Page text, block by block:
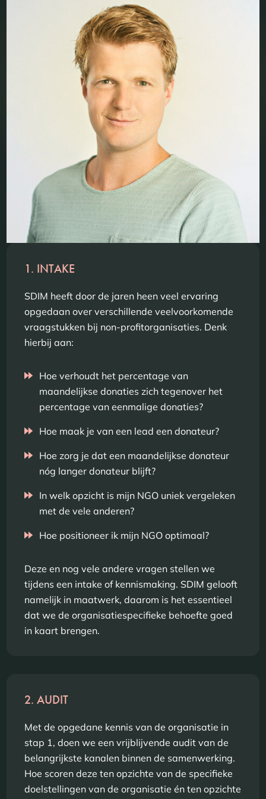
1. INTAKE
SDIM heeft door de jaren heen veel ervaring
opgedaan over verschillende veelvoorkomende
vraagstukken bij non-profitorganisaties. Denk
hierbij aan:
Hoe verhoudt het percentage van
maandelijkse donaties zich tegenover het
percentage van eenmalige donaties?
Hoe maak je van een lead een donateur?
Hoe zorg je dat een maandelijkse donateur
nóg langer donateur blijft?
In welk opzicht is mijn NGO uniek vergeleken
met de vele anderen?
Hoe positioneer ik mijn NGO optimaal?
Deze en nog vele andere vragen stellen we
tijdens een intake of kennismaking. SDIM gelooft
namelijk in maatwerk, daarom is het essentieel
dat we de organisatiespecifieke behoefte goed
in kaart brengen.
2. AUDIT
Met de opgedane kennis van de organisatie in
stap 1, doen we een vrijblijvende audit van de
belangrijkste kanalen binnen de samenwerking.
Hoe scoren deze ten opzichte van de specifieke
doelstellingen van de organisatie én ten opzichte